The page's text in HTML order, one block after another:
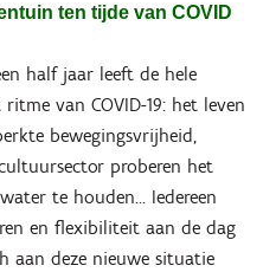
ten tijde van COVID
half jaar leeft de hele
van COVID-19: het leven
bewegingsvrijheid,
proberen het
te houden... Iedereen
en flexibiliteit aan de dag
aan deze nieuwe situatie